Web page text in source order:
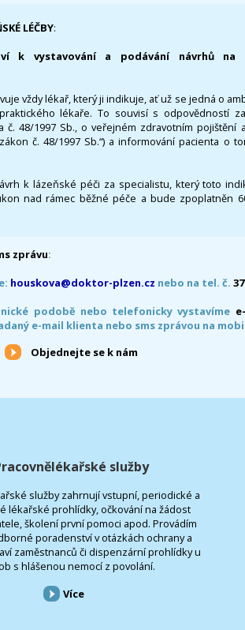
LÉČBY:
k vystavování a podávání návrhů na
vždy lékař, který ji indikuje, ať už se jedná o
lékaře. To souvisí s odpovědností
48/1997 Sb., o veřejném zdravotním pojištění
č. 48/1997 Sb.“) a informování pacienta o
k lázeňské péči za specialistu, který toto
nad rámec běžné péče a bude zpoplatněn
zprávu:
houskova@doktor-plzen.cz nebo na tel. č.
podobě nebo telefonicky vystavíme
e-mail klienta nebo sms zprávou na
Objednejte se k nám
služby
služby zahrnují vstupní, periodické a
lékařské prohlídky, očkování na žádost
školení první pomoci apod. Provádím
poradenství v otázkách ochrany a
zaměstnanců či dispenzární prohlídky u
s hlášenou nemocí z povolání.
Více